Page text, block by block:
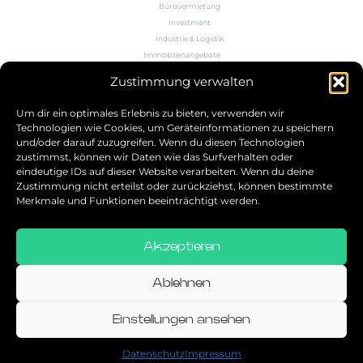
Zustimmung verwalten
Um dir ein optimales Erlebnis zu bieten, verwenden wir
Technologien wie Cookies, um Geräteinformationen zu speichern
und/oder darauf zuzugreifen. Wenn du diesen Technologien
zustimmst, können wir Daten wie das Surfverhalten oder
eindeutige IDs auf dieser Website verarbeiten. Wenn du deine
Zustimmung nicht erteilst oder zurückziehst, können bestimmte
Merkmale und Funktionen beeinträchtigt werden.
Akzeptieren
Ablehnen
Einstellungen ansehen
DatenschutzImpressum
Bürovermietung
Investment
Industrie & Logistik
Immobilienangebote
Wissen
5.0
Bestbewerteter Service
verifiziert von: Trustindex
Allgemeine Geschäftsbedingungen